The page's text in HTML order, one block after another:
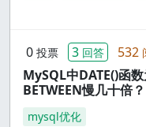
0 投票 3 回答 532
MySQL中DATE()函
BETWEEN慢几十倍？
mysql优化